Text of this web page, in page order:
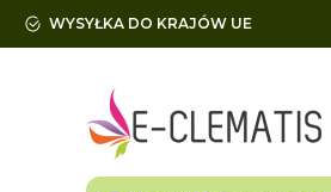
WYSYŁKA DO KRAJÓW UE